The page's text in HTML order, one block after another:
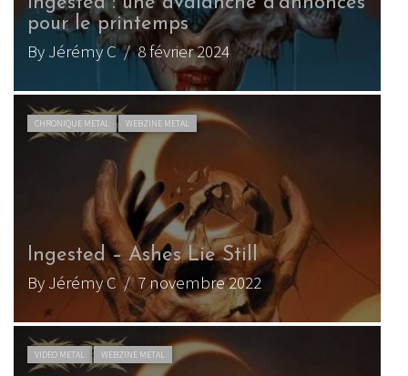
pour le printemps
By Jérémy C/ 8 février 2024
CHRONIQUE METAL WEBZINE METAL
Ingested – Ashes Lie Still
By Jérémy C/ 7 novembre 2022
VIDEO METAL WEBZINE METAL